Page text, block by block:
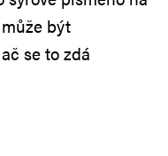
být
se to zdá